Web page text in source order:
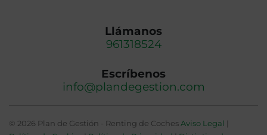
Llámanos
961318524
Escríbenos
info@plandegestion.com
© 2026 Plan de Gestión - Renting de CochesAviso Legal